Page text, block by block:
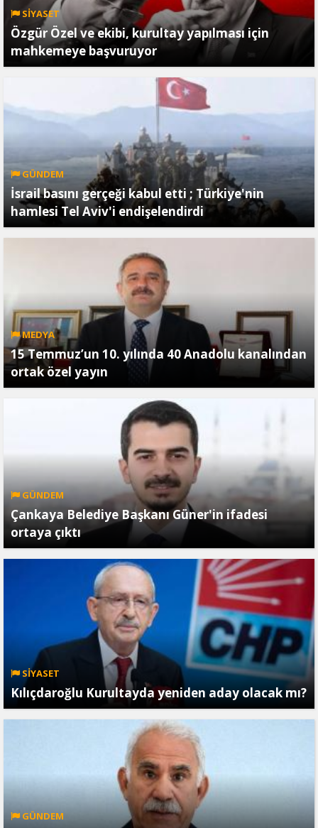
SİYASET
Özgür Özel ve ekibi, kurultay yapılması için
mahkemeye başvuruyor
GÜNDEM
İsrail basını gerçeği kabul etti ; Türkiye'nin
hamlesi Tel Aviv'i endişelendirdi
MEDYA
15 Temmuz’un 10. yılında 40 Anadolu kanalından
ortak özel yayın
GÜNDEM
Çankaya Belediye Başkanı Güner'in ifadesi
ortaya çıktı
SİYASET
Kılıçdaroğlu Kurultayda yeniden aday olacak mı?
GÜNDEM